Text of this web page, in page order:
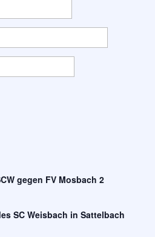
gegen FV Mosbach 2
SC Weisbach in Sattelbach